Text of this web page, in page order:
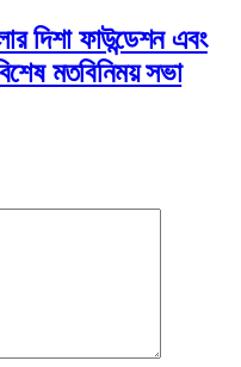
দিশা ফাউন্ডেশন এবং
মতবিনিময় সভা